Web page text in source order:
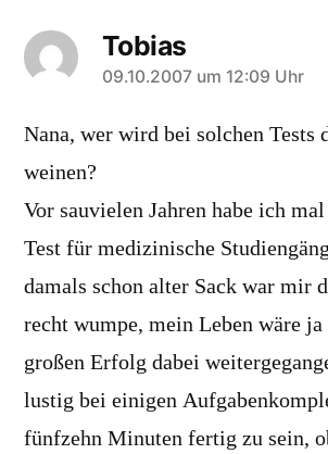
Tobias
sagt:
09.10.2007 um 12:09 Uhr
Nana, wer wird bei solchen Tests
weinen?
Vor sauvielen Jahren habe ich
Test für medizinische
damals schon alter Sack war mir
recht wumpe, mein Leben wäre ja
großen Erfolg dabei
lustig bei einigen
fünfzehn Minuten fertig zu sein,